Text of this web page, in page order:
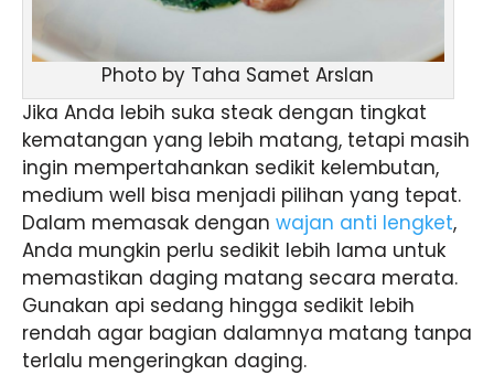
Photo by Taha Samet Arslan
Jika Anda lebih suka steak dengan tingkat
kematangan yang lebih matang, tetapi masih
ingin mempertahankan sedikit kelembutan,
medium well bisa menjadi pilihan yang tepat.
Dalam memasak dengan wajan anti lengket,
Anda mungkin perlu sedikit lebih lama untuk
memastikan daging matang secara merata.
Gunakan api sedang hingga sedikit lebih
rendah agar bagian dalamnya matang tanpa
terlalu mengeringkan daging.